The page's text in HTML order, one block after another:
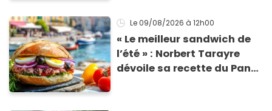
Le 09/08/2026 à 12h00
« Le meilleur sandwich de
l’été » : Norbert Tarayre
dévoile sa recette du Pan